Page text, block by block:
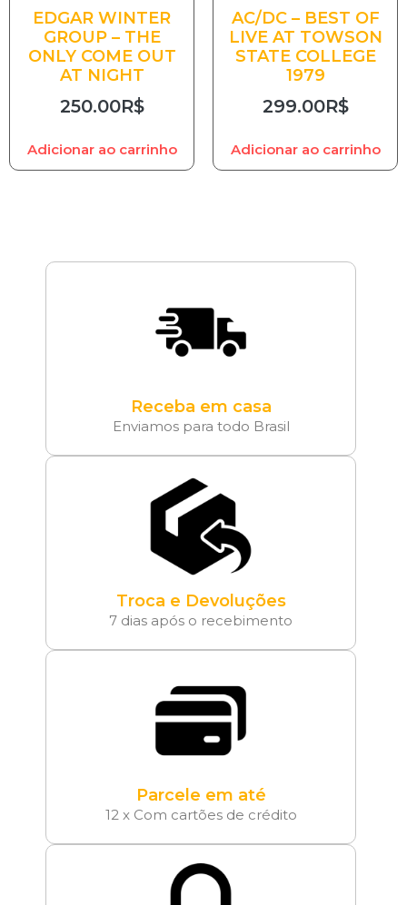
EDGAR WINTER
GROUP – THE
ONLY COME OUT
AT NIGHT
250.00R$
Adicionar ao carrinho
AC/DC – BEST OF
LIVE AT TOWSON
STATE COLLEGE
1979
299.00R$
Adicionar ao carrinho
Receba em casa
Enviamos para todo Brasil
Troca e Devoluções
7 dias após o recebimento
Parcele em até
12 x Com cartões de crédito